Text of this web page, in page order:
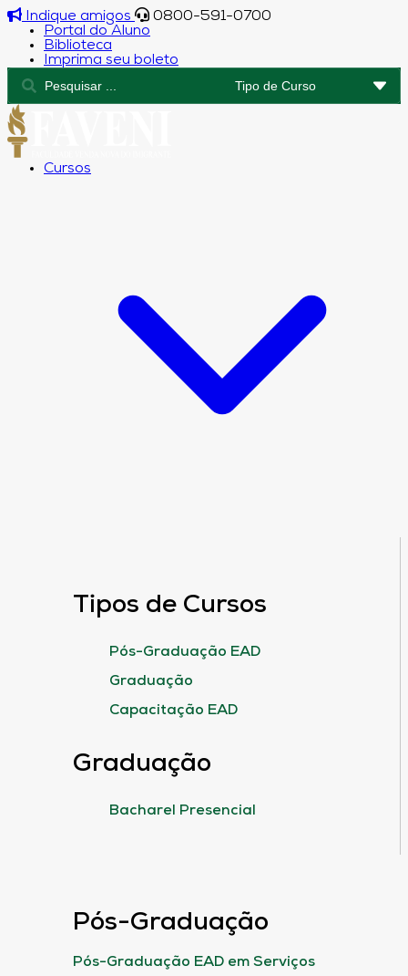
Indique amigos
0800-591-0700
Portal do Aluno
Biblioteca
Imprima seu boleto
Cursos
Tipos de Cursos
Pós-Graduação EAD
Graduação
Capacitação EAD
Graduação
Bacharel Presencial
Pós-Graduação
Pós-Graduação EAD em Serviços